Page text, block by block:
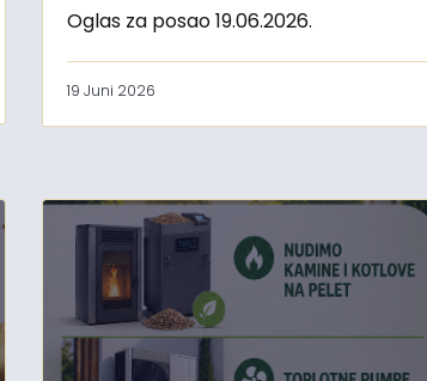
Oglas za posao 19.06.2026.
19 Juni 2026